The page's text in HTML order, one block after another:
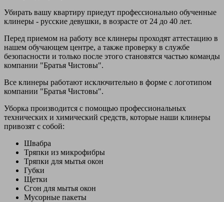
Убирать вашу квартиру приедут профессионально обученные
клинеры - русские девушки, в возрасте от 24 до 40 лет.
Перед приемом на работу все клинеры проходят аттестацию в
нашем обучающем центре, а также проверку в службе
безопасности и только после этого становятся частью команды
компании "Братья Чистовы".
Все клинеры работают исключительно в форме с логотипом
компании "Братья Чистовы".
Уборка производится с помощью профессиональных
технических и химический средств, которые наши клинеры
привозят с собой:
Швабра
Тряпки из микрофибры
Тряпки для мытья окон
Губки
Щетки
Сгон для мытья окон
Мусорные пакеты